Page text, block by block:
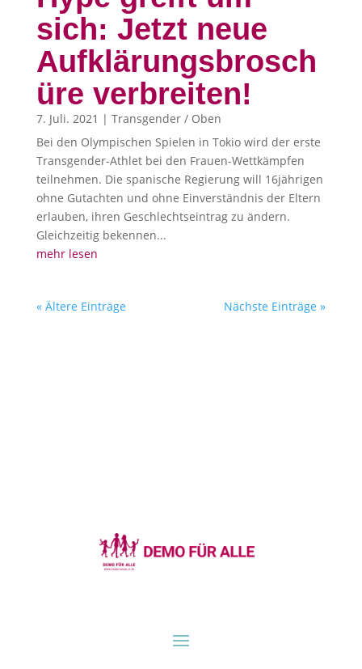
sich: Jetzt neue
Aufklärungsbrosch
üre verbreiten!
7. Juli. 2021 | Transgender / Oben
Bei den Olympischen Spielen in Tokio wird der erste
Transgender-Athlet bei den Frauen-Wettkämpfen
teilnehmen. Die spanische Regierung will 16jährigen
ohne Gutachten und ohne Einverständnis der Eltern
erlauben, ihren Geschlechtseintrag zu ändern.
Gleichzeitig bekennen...
mehr lesen
« Ältere Einträge Nächste Einträge »